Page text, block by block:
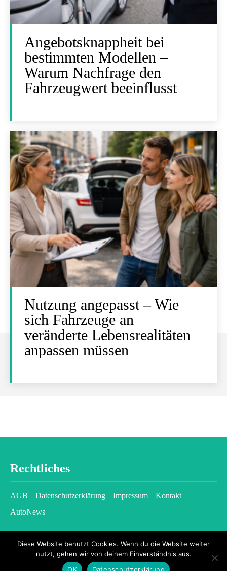
Angebotsknappheit bei
bestimmten Modellen –
Warum Nachfrage den
Fahrzeugwert beeinflusst
Nutzung angepasst – Wie
sich Fahrzeuge an
veränderte Lebensrealitäten
anpassen müssen
Rechtliches
AGB Datenschutzerklärung Impressum
Kontakt
AutoNews
Diese Website benutzt Cookies. Wenn du die Website weiter
nutzt, gehen wir von deinem Einverständnis aus.
OK
Datenschutzerklärung